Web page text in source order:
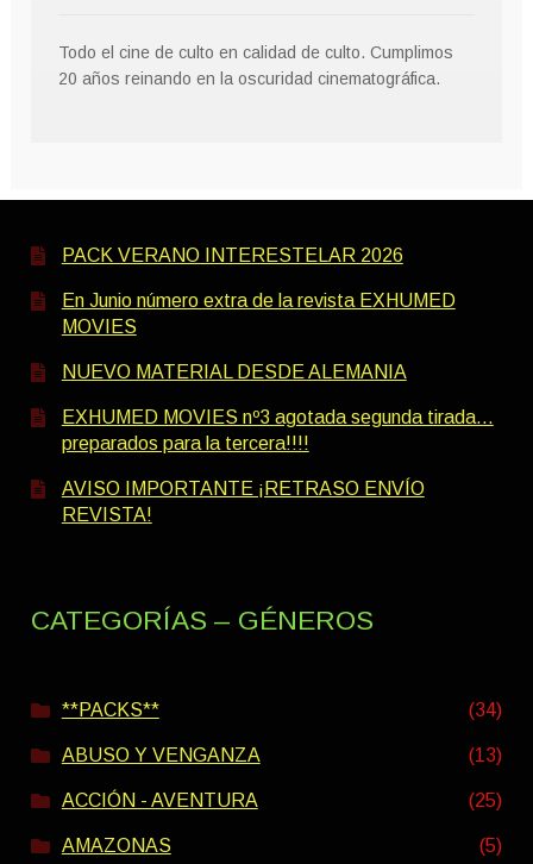
Todo el cine de culto en calidad de culto. Cumplimos
20 años reinando en la oscuridad cinematográfica.
PACK VERANO INTERESTELAR 2026
En Junio número extra de la revista EXHUMED
MOVIES
NUEVO MATERIAL DESDE ALEMANIA
EXHUMED MOVIES nº3 agotada segunda tirada…
preparados para la tercera!!!!
AVISO IMPORTANTE ¡RETRASO ENVÍO
REVISTA!
CATEGORÍAS – GÉNEROS
**PACKS** (34)
ABUSO Y VENGANZA (13)
ACCIÓN - AVENTURA (25)
AMAZONAS (5)